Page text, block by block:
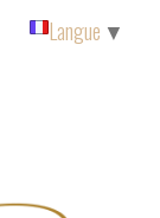
Langue ▼